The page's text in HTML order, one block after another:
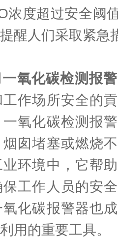
浓度超过安全阈
醒人们采取紧急
一氧化碳检测报
作场所安全的
一氧化碳检测报
囱堵塞或燃烧
环境中，它帮
工作人员的安
化碳报警器也
用的重要工具。